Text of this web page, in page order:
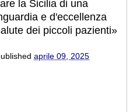
la Sicilia di una
e d'eccellenza
dei piccoli pazienti»
aprile 09, 2025